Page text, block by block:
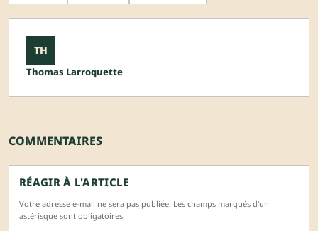
TH
Thomas Larroquette
COMMENTAIRES
RÉAGIR À L'ARTICLE
Votre adresse e-mail ne sera pas publiée. Les champs marqués d'un
astérisque sont obligatoires.